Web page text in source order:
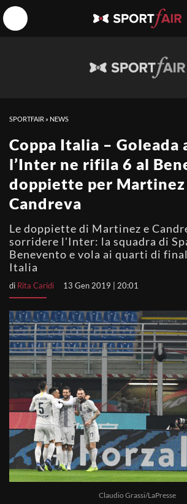
SPORTFAIR » NEWS
Coppa Italia – Goleada
l’Inter ne rifila 6 al
doppiette per Martinez
Candreva
Le doppiette di Martinez e
sorridere l'Inter: la squadra di
Benevento e vola ai quarti di
Italia
di Rita Caridi 13 Gen 2019 | 20:01
Claudio Grassi/LaPresse